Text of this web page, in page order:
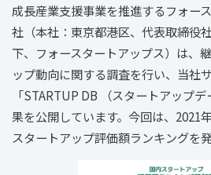
成長産業支援事業を推進するフォー
社（本社：東京都港区、代表取締
下、フォースタートアップス）は、
ップ動向に関する調査を行い、当社
「STARTUP DB （スタートアップ
果を公開しています。今回は、2021
スタートアップ評価額ランキングを